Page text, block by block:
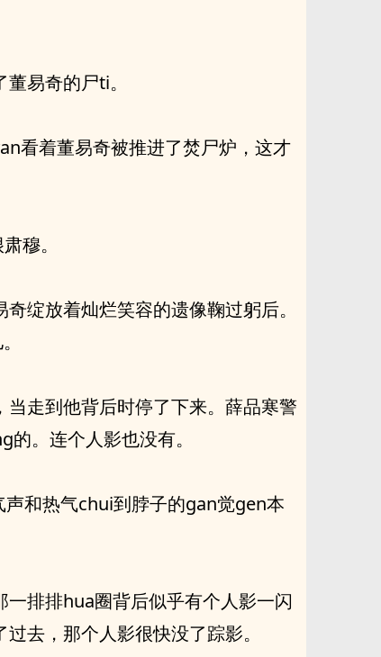
易奇的尸ti。
看着董易奇被推进了焚尸炉，这才
穆。
绽放着灿烂笑容的遗像鞠过躬后。
走到他背后时停了下来。薛品寒警
。连个人影也没有。
和热气chui到脖子的gan觉gen本
排排hua圈背后似乎有个人影一闪
去，那个人影很快没了踪影。